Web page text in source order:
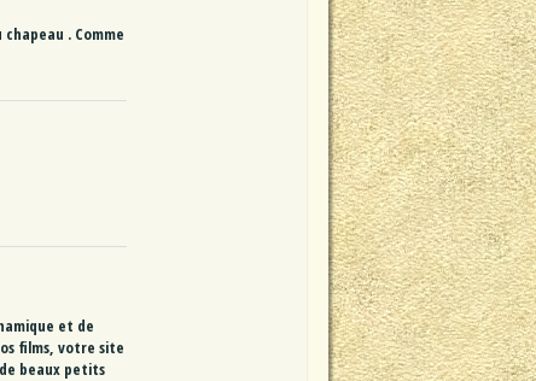
. Comme
et de
films, votre site
beaux petits